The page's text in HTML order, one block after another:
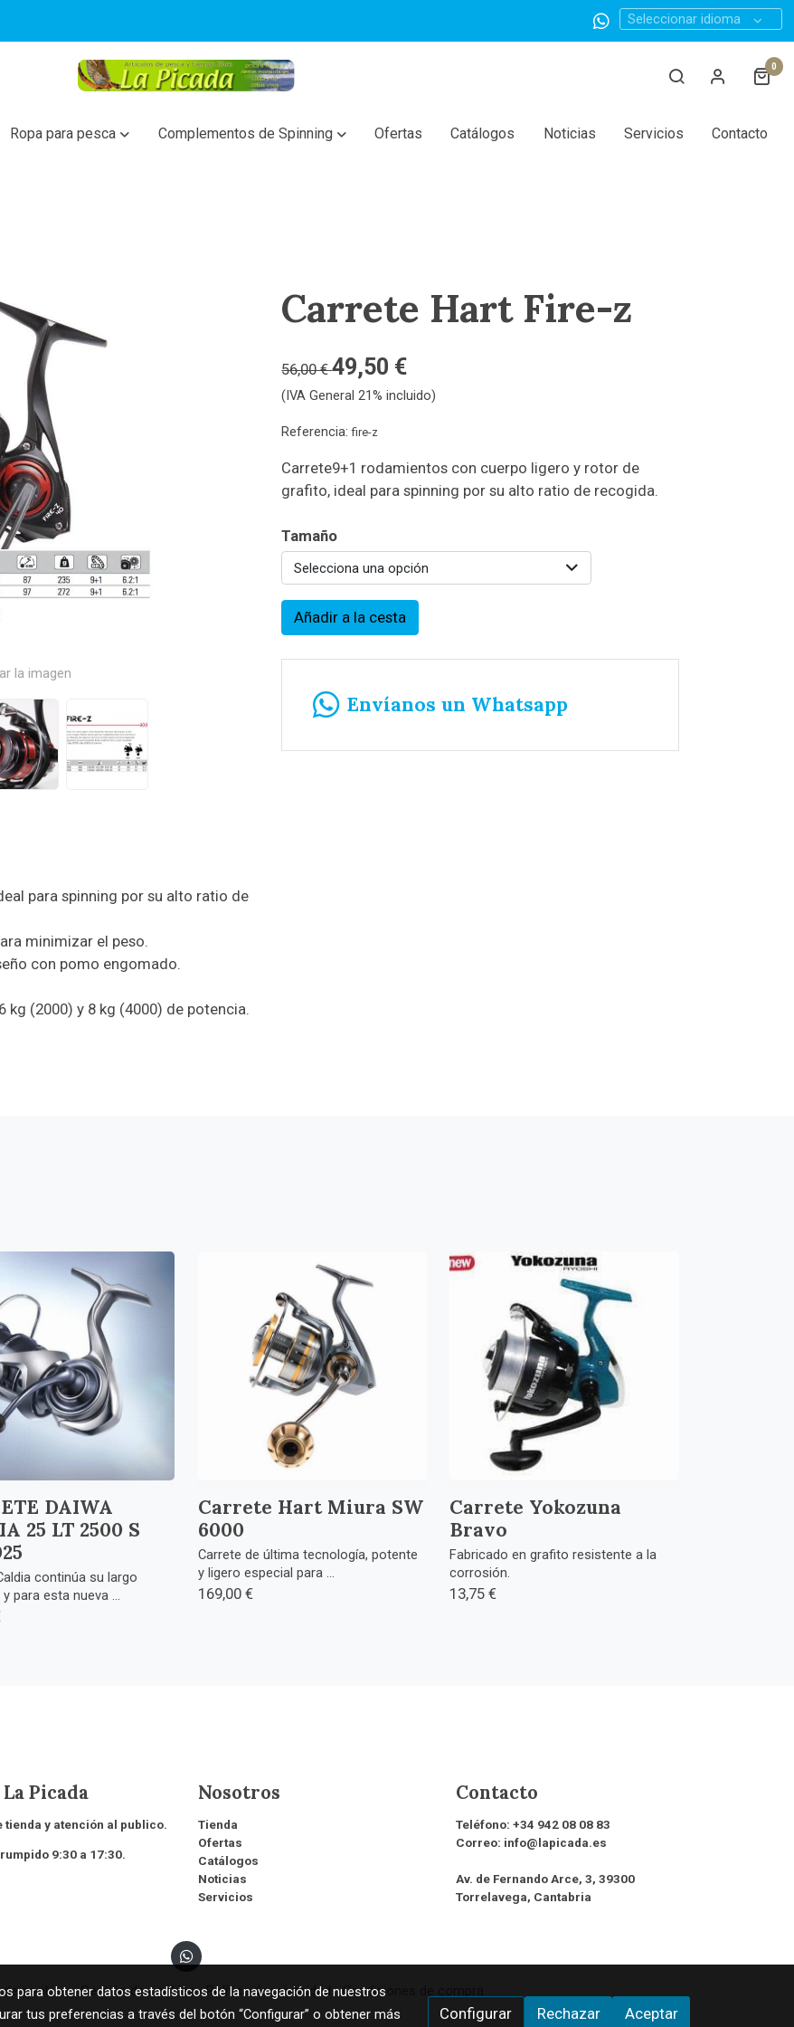
Seleccionar idioma
0
Ropa para pesca Complementos de Spinning Ofertas Catálogos Noticias Servicios Contacto
la imagen
para spinning por su alto ratio de
minimizar el peso.
con pomo engomado.
(2000) y 8 kg (4000) de potencia.
Carrete Hart Fire-z
56,00 €49,50 €
(IVA General 21% incluido)
Referencia:fire-z
Carrete9+1 rodamientos con cuerpo ligero y rotor de
grafito, ideal para spinning por su alto ratio de recogida.
Tamaño
Selecciona una opción
Añadir a la cesta
Envíanos un Whatsapp
DAIWA
25 LT 2500 S
continúa su largo
para esta nueva ...
Carrete Hart Miura SW
6000
Carrete de última tecnología, potente
y ligero especial para ...
169,00 €
Carrete Yokozuna
Bravo
Fabricado en grafito resistente a la
corrosión.
13,75 €
tienda y atención al publico.
9:30 a 17:30.
Nosotros
Tienda
Ofertas
Catálogos
Noticias
Servicios
Contacto
Teléfono: +34 942 08 08 83
Correo: info@lapicada.es
Av. de Fernando Arce, 3, 39300
Torrelavega, Cantabria
de cookies Gestión de cookies Política de privacidad Condiciones de compra
para obtener datos estadísticos de la navegación de nuestros
tus preferencias a través del botón “Configurar” o obtener más
Configurar Rechazar Aceptar